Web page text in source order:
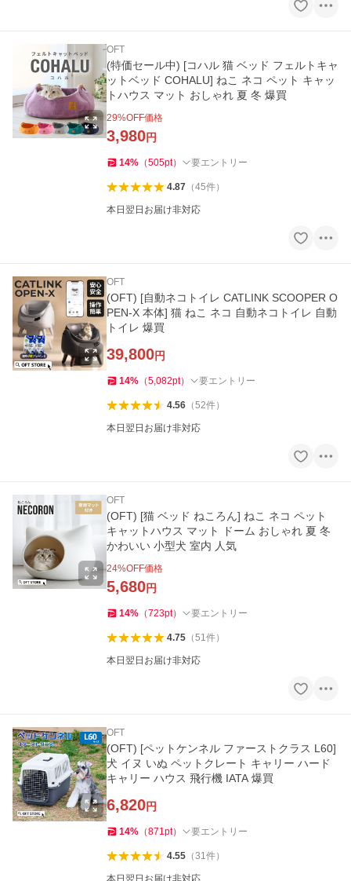
OFT
(特価セール中) [コハル 猫 ベッド フェルトキャ
ットベッド COHALU] ねこ ネコ ペット キャッ
トハウス マット おしゃれ 夏 冬 爆買
29%OFF価格
3,980円
14% （505pt） 要エントリー
4.87（45件）
本日翌日お届け非対応
OFT
(OFT) [自動ネコトイレ CATLINK SCOOPER O
PEN-X 本体] 猫 ねこ ネコ 自動ネコトイレ 自動
トイレ 爆買
39,800円
14% （5,082pt） 要エントリー
4.56（52件）
本日翌日お届け非対応
OFT
(OFT) [猫 ベッド ねころん] ねこ ネコ ペット
キャットハウス マット ドーム おしゃれ 夏 冬
かわいい 小型犬 室内 人気
24%OFF価格
5,680円
14% （723pt） 要エントリー
4.75（51件）
本日翌日お届け非対応
OFT
(OFT) [ペットケンネル ファーストクラス L60]
犬 イヌ いぬ ペットクレート キャリー ハード
キャリー ハウス 飛行機 IATA 爆買
6,820円
14% （871pt） 要エントリー
4.55（31件）
本日翌日お届け非対応